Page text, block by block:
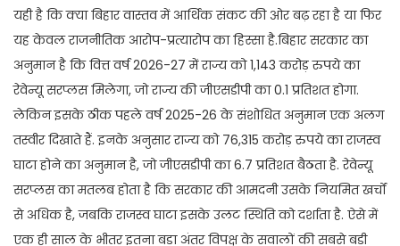
यही है कि क्या बिहार वास्तव में आर्थिक संकट की ओर बढ़ रहा है या फिर
यह केवल राजनीतिक आरोप-प्रत्यारोप का हिस्सा है.बिहार सरकार का
अनुमान है कि वित्त वर्ष 2026-27 में राज्य को 1,143 करोड़ रुपये का
रेवेन्यू सरप्लस मिलेगा, जो राज्य की जीएसडीपी का 0.1 प्रतिशत होगा.
लेकिन इसके ठीक पहले वर्ष 2025-26 के संशोधित अनुमान एक अलग
तस्वीर दिखाते हैं. इनके अनुसार राज्य को 76,315 करोड़ रुपये का राजस्व
घाटा होने का अनुमान है, जो जीएसडीपी का 6.7 प्रतिशत बैठता है. रेवेन्यू
सरप्लस का मतलब होता है कि सरकार की आमदनी उसके नियमित खर्चों
से अधिक है, जबकि राजस्व घाटा इसके उलट स्थिति को दर्शाता है. ऐसे में
एक ही साल के भीतर इतना बड़ा अंतर विपक्ष के सवालों की सबसे बड़ी